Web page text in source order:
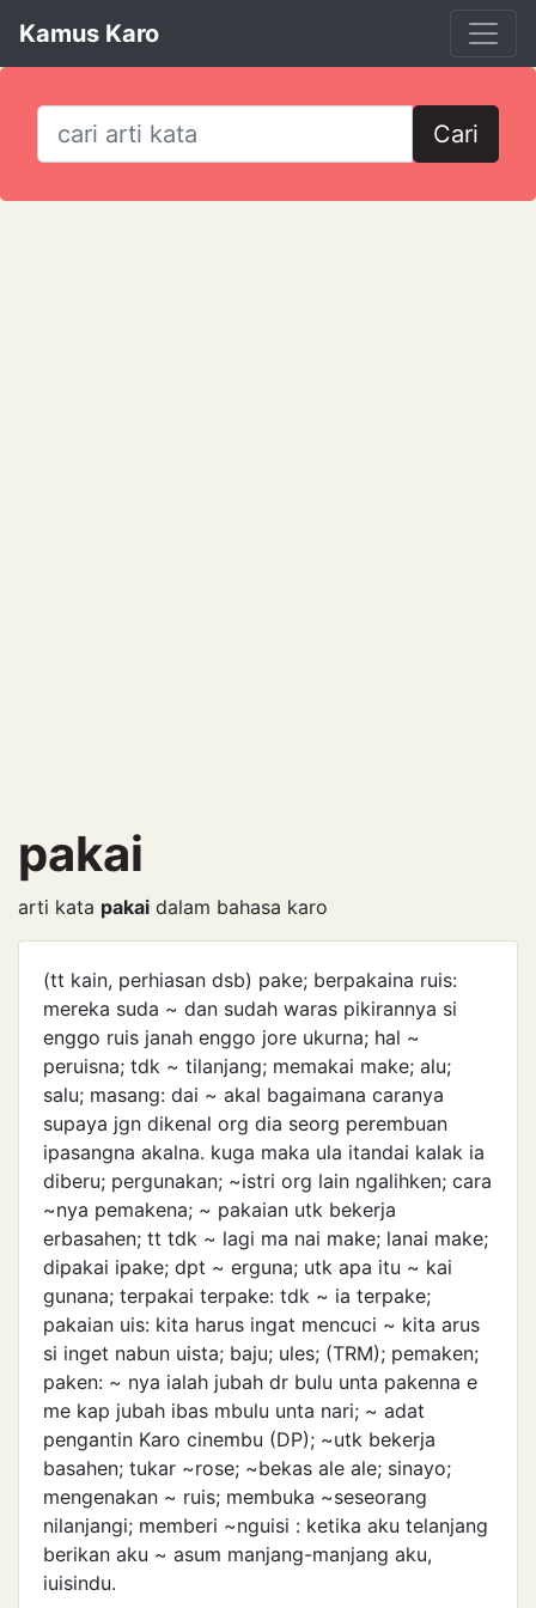
Kamus Karo
Cari
pakai
arti kata pakai dalam bahasa karo
(tt kain, perhiasan dsb) pake; berpakaina ruis:
mereka suda ~ dan sudah waras pikirannya si
enggo ruis janah enggo jore ukurna; hal ~
peruisna; tdk ~ tilanjang; memakai make; alu;
salu; masang: dai ~ akal bagaimana caranya
supaya jgn dikenal org dia seorg perembuan
ipasangna akalna. kuga maka ula itandai kalak ia
diberu; pergunakan; ~istri org lain ngalihken; cara
~nya pemakena; ~ pakaian utk bekerja
erbasahen; tt tdk ~ lagi ma nai make; lanai make;
dipakai ipake; dpt ~ erguna; utk apa itu ~ kai
gunana; terpakai terpake: tdk ~ ia terpake;
pakaian uis: kita harus ingat mencuci ~ kita arus
si inget nabun uista; baju; ules; (TRM); pemaken;
paken: ~ nya ialah jubah dr bulu unta pakenna e
me kap jubah ibas mbulu unta nari; ~ adat
pengantin Karo cinembu (DP); ~utk bekerja
basahen; tukar ~rose; ~bekas ale ale; sinayo;
mengenakan ~ ruis; membuka ~seseorang
nilanjangi; memberi ~nguisi : ketika aku telanjang
berikan aku ~ asum manjang-manjang aku,
iuisindu.